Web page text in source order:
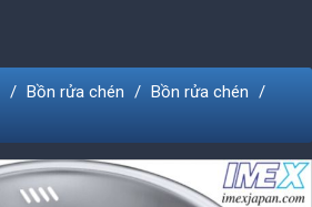
Bồn rửa chén
Bồn rửa chén